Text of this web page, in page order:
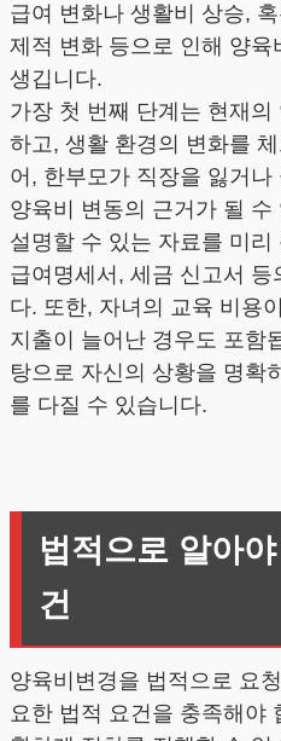
급여 변화나 생활비 상승,
제적 변화 등으로 인해 양
생깁니다.
가장 첫 번째 단계는 현재
하고, 생활 환경의 변화를
어, 한부모가 직장을 잃거
양육비 변동의 근거가 될
설명할 수 있는 자료를 미
급여명세서, 세금 신고서 등
다. 또한, 자녀의 교육 비용
지출이 늘어난 경우도 포함
탕으로 자신의 상황을 명확
를 다질 수 있습니다.
법적으로 알아
건
양육비변경을 법적으로 요
요한 법적 요건을 충족해야